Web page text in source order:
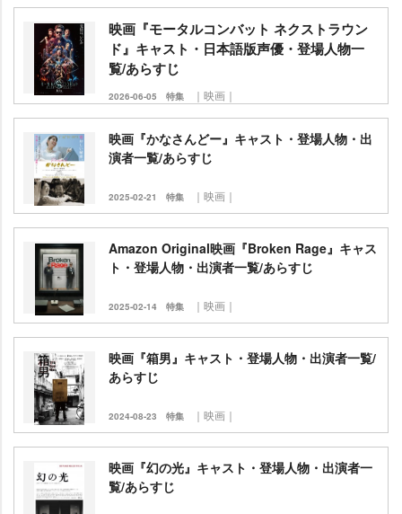
映画『モータルコンバット ネクストラウン
ド』キャスト・日本語版声優・登場人物一
覧/あらすじ
2026-06-05 特集 ｜映画｜
映画『かなさんどー』キャスト・登場人物・出
演者一覧/あらすじ
2025-02-21 特集 ｜映画｜
Amazon Original映画『Broken Rage』キャス
ト・登場人物・出演者一覧/あらすじ
2025-02-14 特集 ｜映画｜
映画『箱男』キャスト・登場人物・出演者一覧/
あらすじ
2024-08-23 特集 ｜映画｜
映画『幻の光』キャスト・登場人物・出演者一
覧/あらすじ